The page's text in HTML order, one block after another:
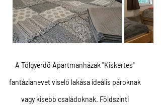
A Tölgyerdő Apartmanházak "Kiskertes"
fantázianevet viselő lakása ideális pároknak
vagy kisebb családoknak. Földszinti